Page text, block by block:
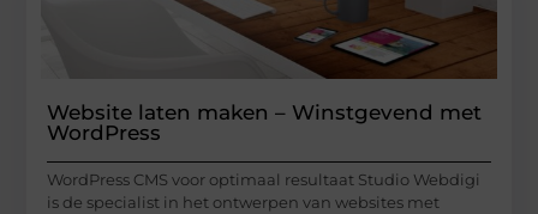
Website laten maken – Winstgevend met
WordPress
WordPress CMS voor optimaal resultaat Studio Webdigi
is de specialist in het ontwerpen van websites met